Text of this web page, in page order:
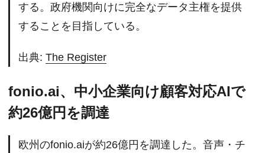
する。政府機関向けに完全なデータ主権を提供
することを目指している。
出典: The Register
fonio.ai、中小企業向け顧客対応AIで
約26億円を調達
欧州のfonio.aiが約26億円を調達した。音声・チ